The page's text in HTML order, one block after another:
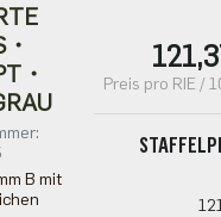
・
B mit
Preis pro RIE /